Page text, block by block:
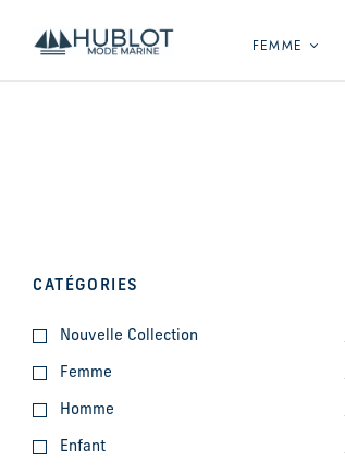
FEMME
CATÉGORIES
Nouvelle Collection
Femme
Homme
Enfant